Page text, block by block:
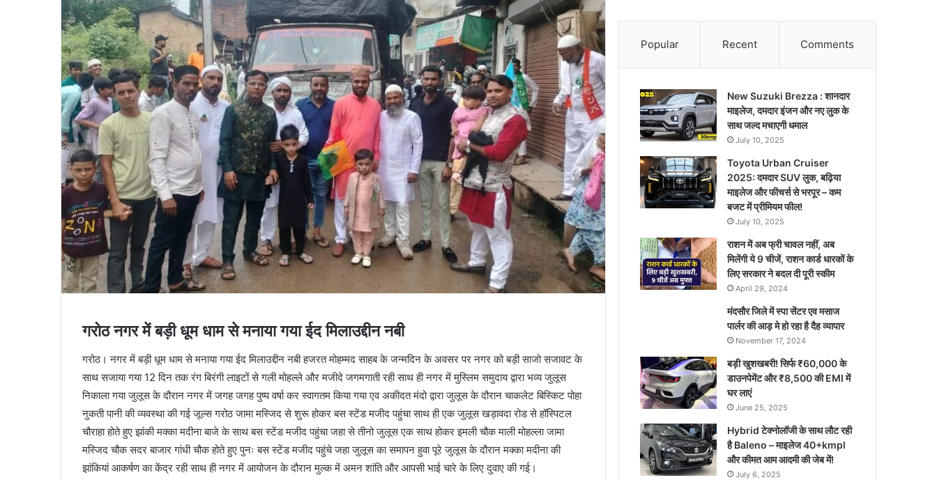
गरोठ नगर में बड़ी धूम धाम से मनाया गया ईद मिलाउद्दीन नबी
गरोठ। नगर में बड़ी धूम धाम से मनाया गया ईद मिलाउद्दीन नबी हजरत मोहम्मद साहब के जन्मदिन के अवसर पर नगर को बड़ी साजो सजावट के
साथ सजाया गया 12 दिन तक रंग बिरंगी लाइटों से गली मोहल्ले और मजीदे जगमगाती रही साथ ही नगर में मुस्लिम समुदाय द्वारा भव्य जुलूस
निकाला गया जुलूस के दौरान नगर में जगह जगह पुष्प वर्षा कर स्वागतम किया गया एव अकीदत मंदो द्वारा जुलूस के दौरान चाकलेट बिस्किट पोहा
नुकती पानी की व्यवस्था की गई जूल्स गरोठ जामा मस्जिद से शुरू होकर बस स्टेंड मजीद पहुंचा साथ ही एक जुलूस खड़ावदा रोड से हॉस्पिटल
चौराहा होते हुए झांकी मक्का मदीना बाजे के साथ बस स्टेंड मजीद पहुंचा जहा से तीनो जुलूस एक साथ होकर इमली चौक माली मोहल्ला जामा
मस्जिद चौक सदर बाजार गांधी चौक होते हुए पुनः बस स्टेंड मजीद पहुंचे जहा जुलूस का समापन हुवा पूरे जुलूस के दौरान मक्का मदीना की
झांकियां आकर्षण का केंद्र रही साथ ही नगर में आयोजन के दौरान मुल्क में अमन शांति और आपसी भाई चारे के लिए दुवाए की गई।
Popular Recent Comments
New Suzuki Brezza : शानदार
माइलेज, दमदार इंजन और नए लुक के
साथ जल्द मचाएगी धमाल
July 10, 2025
Toyota Urban Cruiser
2025: दमदार SUV लुक, बढ़िया
माइलेज और फीचर्स से भरपूर – कम
बजट में प्रीमियम फील!
July 10, 2025
राशन में अब फ्री चावल नहीं, अब
मिलेंगी ये 9 चीजें, राशन कार्ड धारकों के
लिए सरकार ने बदल दी पूरी स्कीम
April 29, 2024
मंदसौर जिले में स्पा सेंटर एव मसाज
पार्लर की आड़ मे हो रहा है दैह व्यापार
November 17, 2024
बड़ी खुशखबरी! सिर्फ ₹60,000 के
डाउनपेमेंट और ₹8,500 की EMI में
घर लाएं
June 25, 2025
Hybrid टेक्नोलॉजी के साथ लौट रही
है Baleno – माइलेज 40+kmpl
और कीमत आम आदमी की जेब में!
July 6, 2025